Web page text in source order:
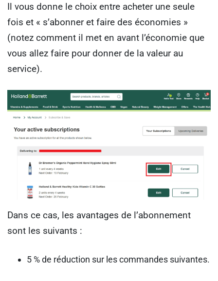
Il vous donne le choix entre acheter une seule
fois et « s’abonner et faire des économies »
(notez comment il met en avant l’économie que
vous allez faire pour donner de la valeur au
service).
Dans ce cas, les avantages de l’abonnement
sont les suivants :
5 % de réduction sur les commandes suivantes.